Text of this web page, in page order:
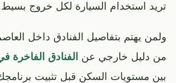
تريد استخدام السيارة لكل خروج
ولمن يهتم بتفاصيل الفنادق داخل
من دليل خارجي عن الفنادق الفاخرة
بين مستويات السكن قبل تثبيت